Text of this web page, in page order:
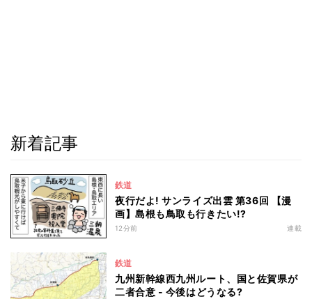
新着記事
鉄道
夜行だよ! サンライズ出雲 第36回 【漫
画】島根も鳥取も行きたい!?
12分前 連載
鉄道
九州新幹線西九州ルート、国と佐賀県が
二者合意 - 今後はどうなる?